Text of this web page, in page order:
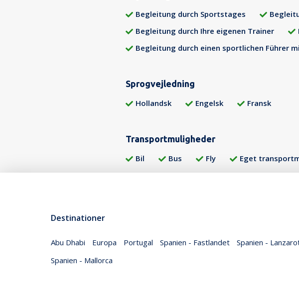
Begleitung durch Sportstages
Begleitung durch Ihre eigenen Trainer
Begleitung durch einen sportlichen Führer
Sprogvejledning
Hollandsk
Engelsk Fransk
Transportmuligheder
Bil
Bus Fly Eget
Destinationer
Abu Dhabi Europa Portugal Spanien - Fastlandet
Spanien -
Spanien - Mallorca